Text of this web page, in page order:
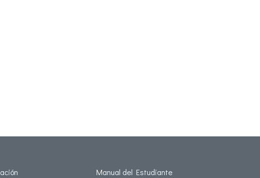
Manual del Estudiante